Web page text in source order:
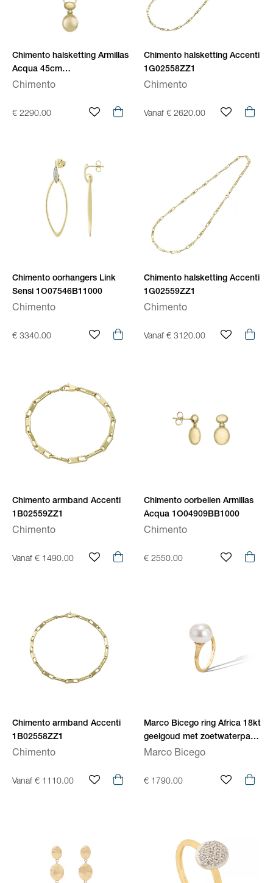
Chimento halsketting Armillas
Acqua 45cm
1G04909BB1450
Chimento
€ 2290.00
Chimento halsketting Accenti
1G02558ZZ1
Chimento
Vanaf € 2620.00
Chimento oorhangers Link
Sensi 1O07546B11000
Chimento
€ 3340.00
Chimento halsketting Accenti
1G02559ZZ1
Chimento
Vanaf € 3120.00
Chimento armband Accenti
1B02559ZZ1
Chimento
Vanaf € 1490.00
Chimento oorbellen Armillas
Acqua 1O04909BB1000
Chimento
€ 2550.00
Chimento armband Accenti
1B02558ZZ1
Chimento
Vanaf € 1110.00
Marco Bicego ring Africa 18kt
geelgoud met zoetwaterparel
AB614 PL Y 02
Marco Bicego
€ 1790.00